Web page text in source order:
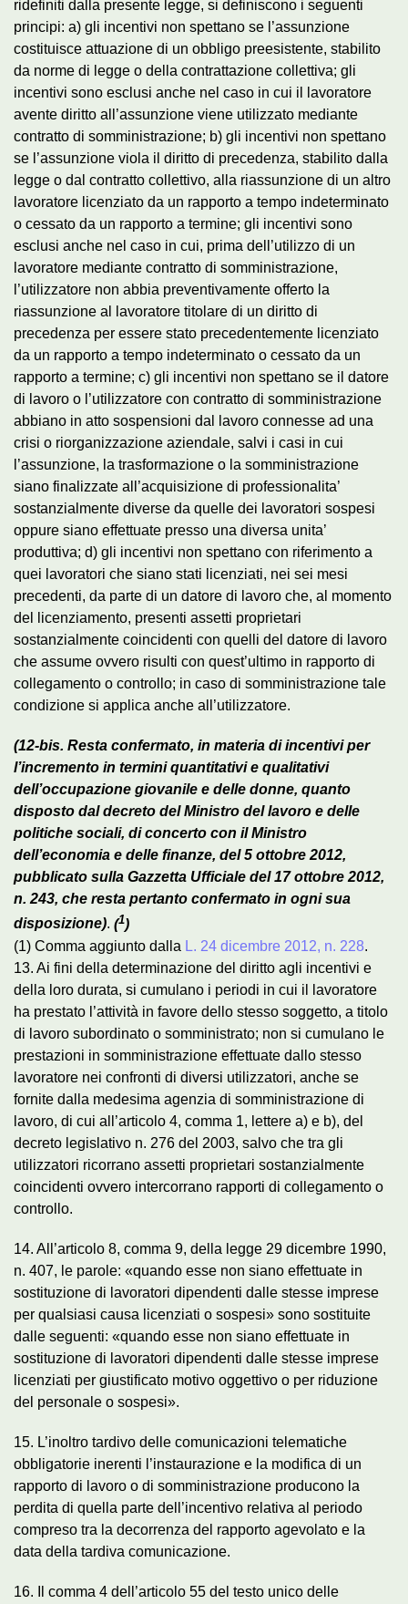
ridefiniti dalla presente legge, si definiscono i seguenti
principi: a) gli incentivi non spettano se l’assunzione
costituisce attuazione di un obbligo preesistente, stabilito
da norme di legge o della contrattazione collettiva; gli
incentivi sono esclusi anche nel caso in cui il lavoratore
avente diritto all’assunzione viene utilizzato mediante
contratto di somministrazione; b) gli incentivi non spettano
se l’assunzione viola il diritto di precedenza, stabilito dalla
legge o dal contratto collettivo, alla riassunzione di un altro
lavoratore licenziato da un rapporto a tempo indeterminato
o cessato da un rapporto a termine; gli incentivi sono
esclusi anche nel caso in cui, prima dell’utilizzo di un
lavoratore mediante contratto di somministrazione,
l’utilizzatore non abbia preventivamente offerto la
riassunzione al lavoratore titolare di un diritto di
precedenza per essere stato precedentemente licenziato
da un rapporto a tempo indeterminato o cessato da un
rapporto a termine; c) gli incentivi non spettano se il datore
di lavoro o l’utilizzatore con contratto di somministrazione
abbiano in atto sospensioni dal lavoro connesse ad una
crisi o riorganizzazione aziendale, salvi i casi in cui
l’assunzione, la trasformazione o la somministrazione
siano finalizzate all’acquisizione di professionalita’
sostanzialmente diverse da quelle dei lavoratori sospesi
oppure siano effettuate presso una diversa unita’
produttiva; d) gli incentivi non spettano con riferimento a
quei lavoratori che siano stati licenziati, nei sei mesi
precedenti, da parte di un datore di lavoro che, al momento
del licenziamento, presenti assetti proprietari
sostanzialmente coincidenti con quelli del datore di lavoro
che assume ovvero risulti con quest’ultimo in rapporto di
collegamento o controllo; in caso di somministrazione tale
condizione si applica anche all’utilizzatore.
(12-bis. Resta confermato, in materia di incentivi per
l’incremento in termini quantitativi e qualitativi
dell’occupazione giovanile e delle donne, quanto
disposto dal decreto del Ministro del lavoro e delle
politiche sociali, di concerto con il Ministro
dell’economia e delle finanze, del 5 ottobre 2012,
pubblicato sulla Gazzetta Ufficiale del 17 ottobre 2012,
n. 243, che resta pertanto confermato in ogni sua
disposizione). (1)
(1) Comma aggiunto dalla L. 24 dicembre 2012, n. 228.
13. Ai fini della determinazione del diritto agli incentivi e
della loro durata, si cumulano i periodi in cui il lavoratore
ha prestato l’attività in favore dello stesso soggetto, a titolo
di lavoro subordinato o somministrato; non si cumulano le
prestazioni in somministrazione effettuate dallo stesso
lavoratore nei confronti di diversi utilizzatori, anche se
fornite dalla medesima agenzia di somministrazione di
lavoro, di cui all’articolo 4, comma 1, lettere a) e b), del
decreto legislativo n. 276 del 2003, salvo che tra gli
utilizzatori ricorrano assetti proprietari sostanzialmente
coincidenti ovvero intercorrano rapporti di collegamento o
controllo.
14. All’articolo 8, comma 9, della legge 29 dicembre 1990,
n. 407, le parole: «quando esse non siano effettuate in
sostituzione di lavoratori dipendenti dalle stesse imprese
per qualsiasi causa licenziati o sospesi» sono sostituite
dalle seguenti: «quando esse non siano effettuate in
sostituzione di lavoratori dipendenti dalle stesse imprese
licenziati per giustificato motivo oggettivo o per riduzione
del personale o sospesi».
15. L’inoltro tardivo delle comunicazioni telematiche
obbligatorie inerenti l’instaurazione e la modifica di un
rapporto di lavoro o di somministrazione producono la
perdita di quella parte dell’incentivo relativa al periodo
compreso tra la decorrenza del rapporto agevolato e la
data della tardiva comunicazione.
16. Il comma 4 dell’articolo 55 del testo unico delle